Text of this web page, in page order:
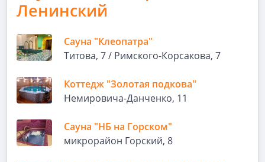
Ленинский
Сауна "Клеопатра"
Титова, 7 / Римского-Корсакова, 7
Коттедж "Золотая подкова"
Немировича-Данченко, 11
Сауна "НБ на Горском"
микрорайон Горский, 8